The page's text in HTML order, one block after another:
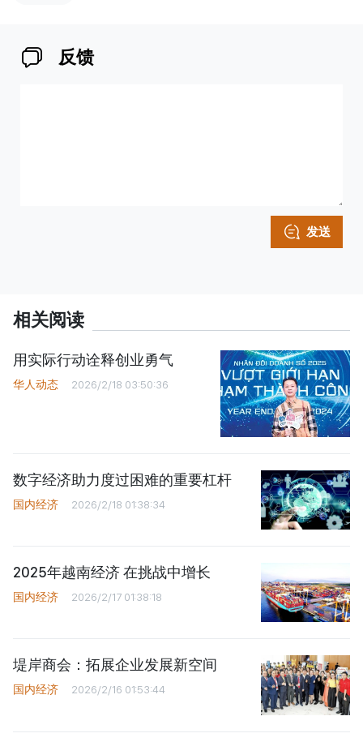
反馈
发送
相关阅读
用实际行动诠释创业勇气
华人动态 2026/2/18 03:50:36
数字经济助力度过困难的重要杠杆
国内经济 2026/2/18 01:38:34
2025年越南经济 在挑战中增长
国内经济 2026/2/17 01:38:18
堤岸商会：拓展企业发展新空间
国内经济 2026/2/16 01:53:44